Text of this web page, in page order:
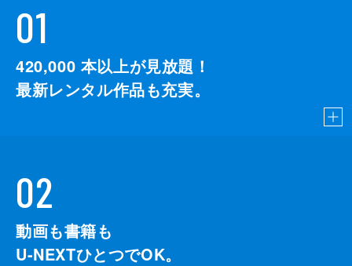
01
420,000 本以上が見放題！
最新レンタル作品も充実。
02
動画も書籍も
U-NEXTひとつでOK。